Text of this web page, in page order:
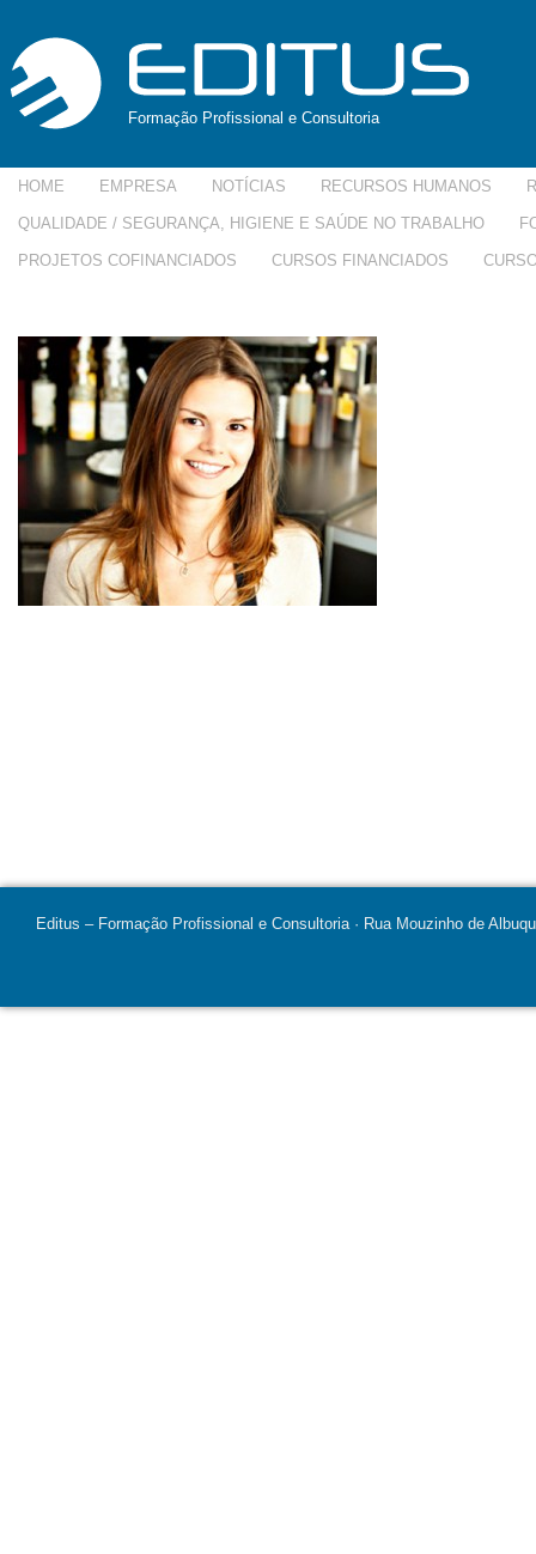
Formação Profissional e Consultoria
HOME EMPRESA NOTÍCIAS RECURSOS HUMANOS
QUALIDADE / SEGURANÇA, HIGIENE E SAÚDE NO TRABALHO
PROJETOS COFINANCIADOS CURSOS FINANCIADOS
Editus – Formação Profissional e Consultoria · Rua Mouzinho de